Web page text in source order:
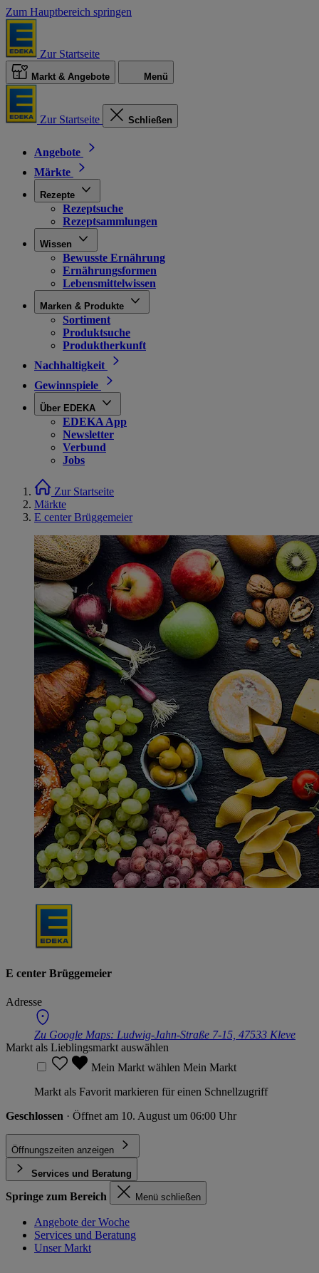
Zum Hauptbereich springen
Zur Startseite
Markt & Angebote Menü
Zur Startseite Schließen
Angebote
Märkte
Rezepte
Rezeptsuche
Rezeptsammlungen
Wissen
Bewusste Ernährung
Ernährungsformen
Lebensmittelwissen
Marken & Produkte
Sortiment
Produktsuche
Produktherkunft
Nachhaltigkeit
Gewinnspiele
Über EDEKA
EDEKA App
Newsletter
Verbund
Jobs
Zur Startseite
Märkte
E center Brüggemeier
E center Brüggemeier
Adresse
Zu Google Maps: Ludwig-Jahn-Straße 7-15, 47533 Kleve
Markt als Lieblingsmarkt auswählen
Mein Markt wählen Mein Markt
Markt als Favorit markieren für einen Schnellzugriff
Geschlossen · Öffnet am 10. August um 06:00 Uhr
Öffnungszeiten anzeigen
Services und Beratung
Springe zum Bereich Menü schließen
Angebote der Woche
Services und Beratung
Unser Markt